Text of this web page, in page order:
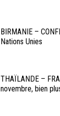
BIRMANIE –
Nations Unies
THAÏLANDE –
novembre, bien